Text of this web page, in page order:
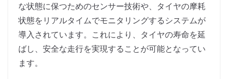
な状態に保つためのセンサー技術や、タイヤの摩耗
状態をリアルタイムでモニタリングするシステムが
導入されています。これにより、タイヤの寿命を延
ばし、安全な走行を実現することが可能となってい
ます。